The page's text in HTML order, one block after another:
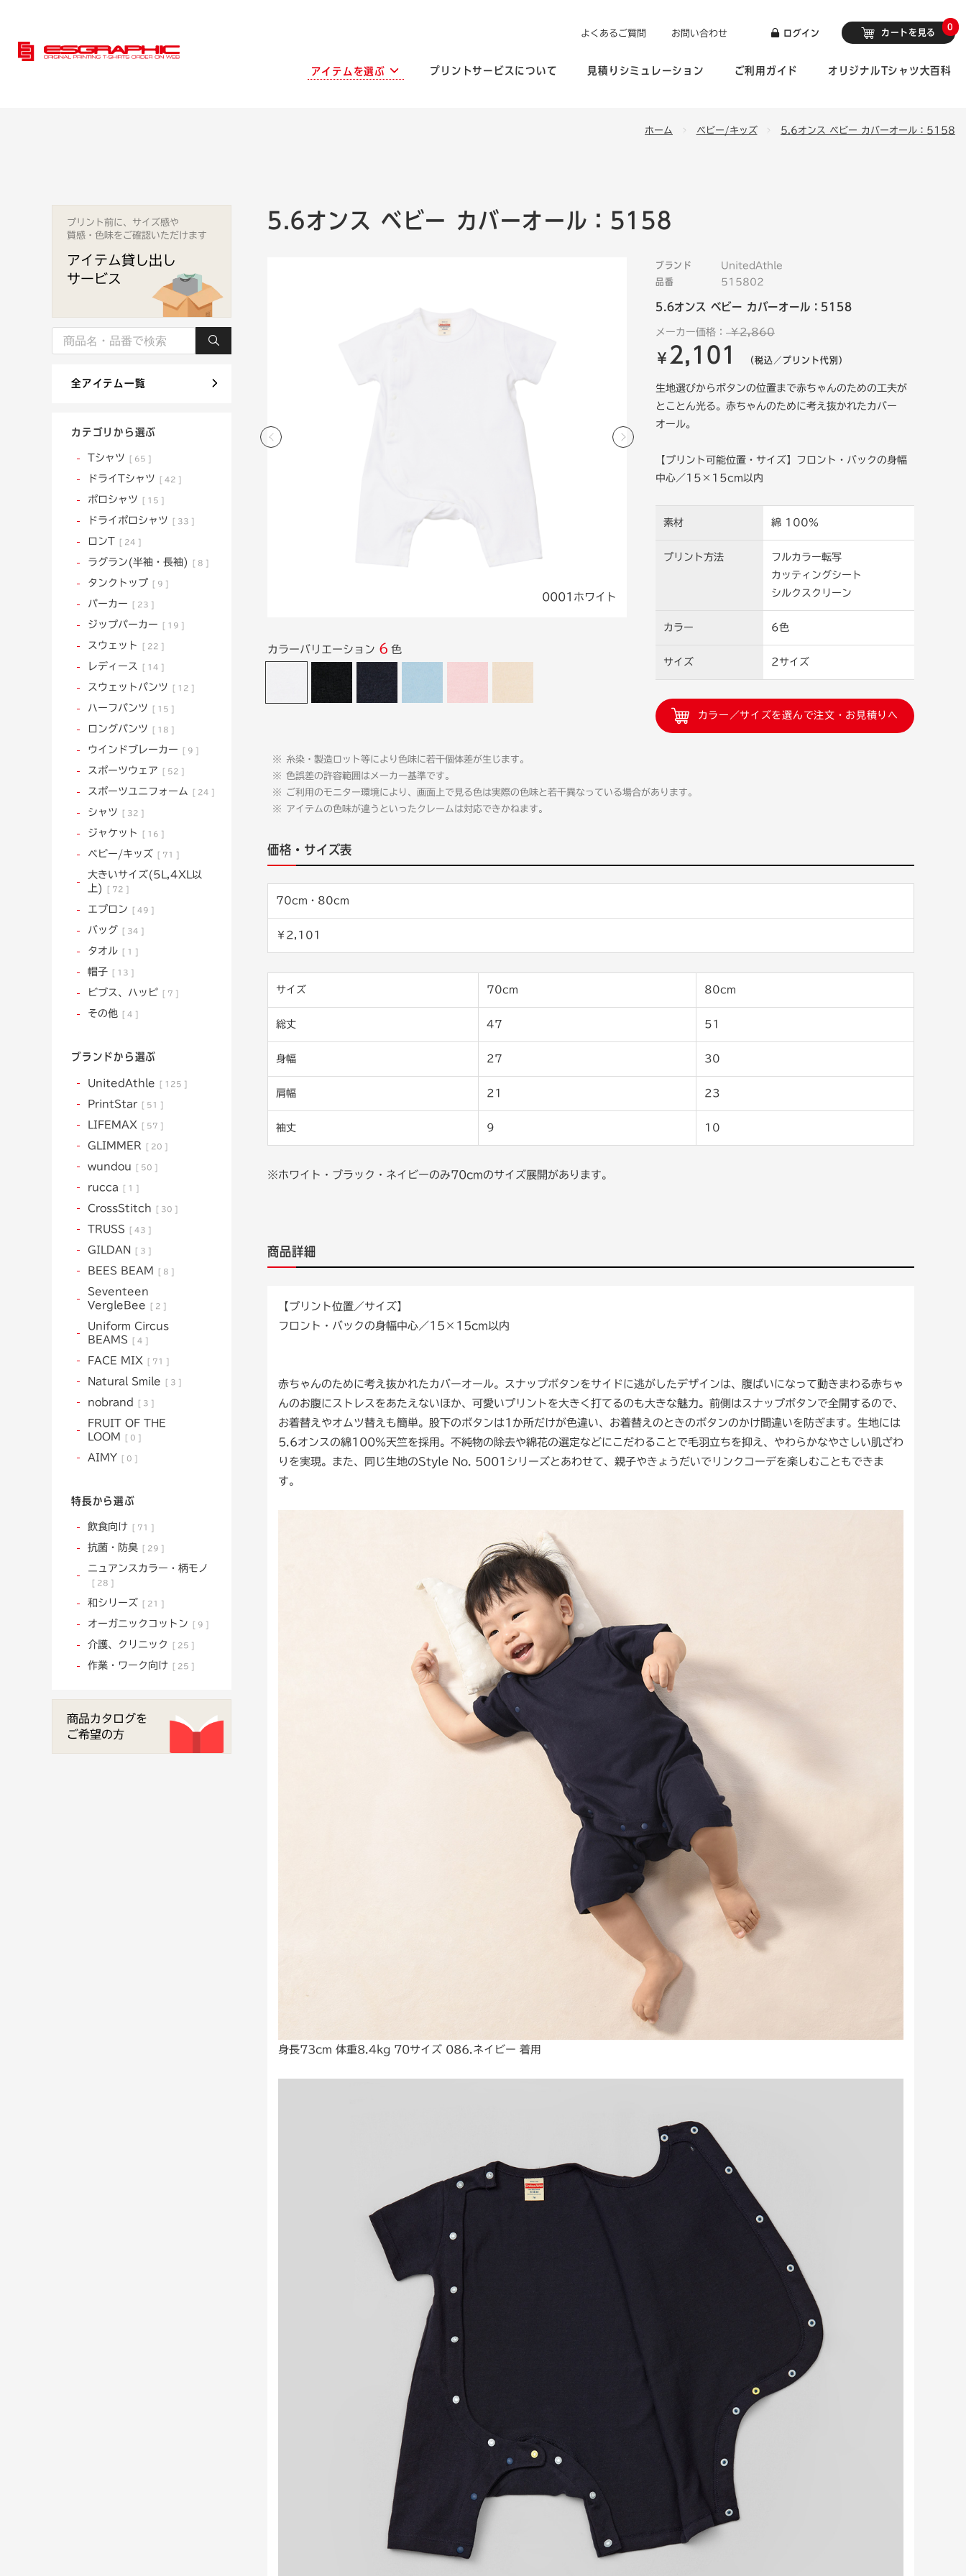
よくあるご質問 お問い合わせ ログイン カートを見る
0
アイテムを選ぶ プリントサービスについて 見積りシミュレーション ご利用ガイド オリジナルTシャツ大百科
ホーム ベビー/キッズ 5.6オンス ベビー カバーオール：5158
5.6オンス ベビー カバーオール：5158
0001ホワイト
カラーバリエーション 6 色
ブランド
UnitedAthle
品番
515802
5.6オンス ベビー カバーオール：5158
メーカー価格： ￥2,860
￥ 2,101 （税込／プリント代別）
生地選びからボタンの位置まで赤ちゃんのための工夫が
とことん光る。赤ちゃんのために考え抜かれたカバー
オール。
【プリント可能位置・サイズ】フロント・バックの身幅
中心／15×15cm以内
素材 綿 100％
プリント方法
フルカラー転写
カッティングシート
シルクスクリーン
カラー 6色
サイズ 2サイズ
カラー／サイズを選んで注文・お見積りへ
糸染・製造ロット等により色味に若干個体差が生じます。
色誤差の許容範囲はメーカー基準です。
ご利用のモニター環境により、画面上で見る色は実際の色味と若干異なっている場合があります。
アイテムの色味が違うといったクレームは対応できかねます。
価格・サイズ表
70cm・80cm
￥2,101
サイズ 70cm 80cm
総丈 47 51
身幅 27 30
肩幅 21 23
袖丈 9 10
※ホワイト・ブラック・ネイビーのみ70cmのサイズ展開があります。
商品詳細
【プリント位置／サイズ】
フロント・バックの身幅中心／15×15cm以内
赤ちゃんのために考え抜かれたカバーオール。スナップボタンをサイドに逃がしたデザインは、腹ばいになって動きまわる赤ちゃ
んのお腹にストレスをあたえないほか、可愛いプリントを大きく打てるのも大きな魅力。前側はスナップボタンで全開するので、
お着替えやオムツ替えも簡単。股下のボタンは1か所だけが色違い、お着替えのときのボタンのかけ間違いを防ぎます。生地には
5.6オンスの綿100％天竺を採用。不純物の除去や綿花の選定などにこだわることで毛羽立ちを抑え、やわらかなやさしい肌ざわ
りを実現。また、同じ生地のStyle No. 5001シリーズとあわせて、親子やきょうだいでリンクコーデを楽しむこともできま
す。
身長73cm 体重8.4kg 70サイズ 086.ネイビー 着用
プリント前に、サイズ感や
質感・色味をご確認いただけます
アイテム貸し出し
サービス
全アイテム一覧
カテゴリから選ぶ
Tシャツ 65
ドライTシャツ 42
ポロシャツ 15
ドライポロシャツ 33
ロンT 24
ラグラン(半袖・長袖) 8
タンクトップ 9
パーカー 23
ジップパーカー 19
スウェット 22
レディース 14
スウェットパンツ 12
ハーフパンツ 15
ロングパンツ 18
ウインドブレーカー 9
スポーツウェア 52
スポーツユニフォーム 24
シャツ 32
ジャケット 16
ベビー/キッズ 71
大きいサイズ(5L,4XL以
上)
72
エプロン 49
バッグ 34
タオル 1
帽子 13
ビブス、ハッピ 7
その他 4
ブランドから選ぶ
UnitedAthle 125
PrintStar 51
LIFEMAX 57
GLIMMER 20
wundou 50
rucca 1
CrossStitch 30
TRUSS 43
GILDAN 3
BEES BEAM 8
Seventeen
VergleBee
2
Uniform Circus
BEAMS
4
FACE MIX 71
Natural Smile 3
nobrand 3
FRUIT OF THE
LOOM
0
AIMY 0
特長から選ぶ
飲食向け 71
抗菌・防臭 29
ニュアンスカラー・柄モノ
28
和シリーズ 21
オーガニックコットン 9
介護、クリニック 25
作業・ワーク向け 25
商品カタログを
ご希望の方